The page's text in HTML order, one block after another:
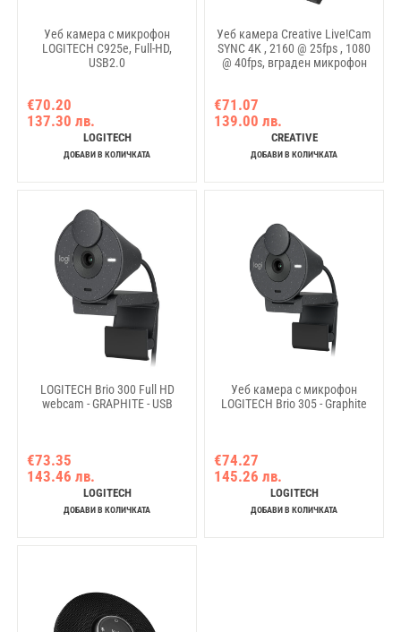
Уеб камера с микрофон
LOGITECH C925e, Full-HD,
USB2.0
€70.20
137.30 лв.
LOGITECH
ДОБАВИ В КОЛИЧКАТА
Уеб камера Creative Live!Cam
SYNC 4K , 2160 @ 25fps , 1080
@ 40fps, вграден микрофон
€71.07
139.00 лв.
CREATIVE
ДОБАВИ В КОЛИЧКАТА
LOGITECH Brio 300 Full HD
webcam - GRAPHITE - USB
€73.35
143.46 лв.
LOGITECH
ДОБАВИ В КОЛИЧКАТА
Уеб камера с микрофон
LOGITECH Brio 305 - Graphite
€74.27
145.26 лв.
LOGITECH
ДОБАВИ В КОЛИЧКАТА